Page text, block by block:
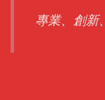
專業、創新